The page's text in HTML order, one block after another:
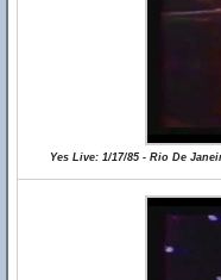
Yes Live: 1/17/85 - Rio De